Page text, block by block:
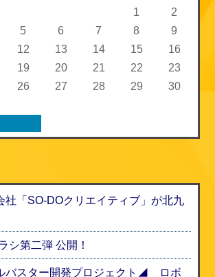
1
2
5 6 7 8
9
12 13 14 15
16
19 20 21 22
23
26 27 28 29
30
社「SO-DOクリエイティブ」が北九
シ第二弾 公開！
バスター開発プロジェクト◢ ロボ